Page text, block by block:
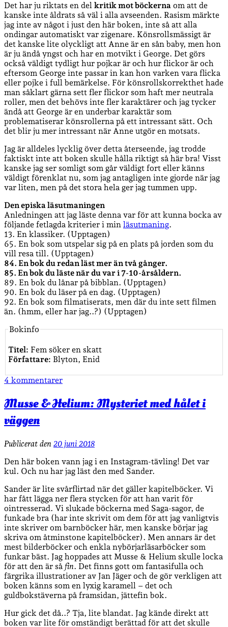
Det har ju riktats en del kritik mot böckerna om att de
kanske inte åldrats så väl i alla avseenden. Rasism märkte
jag inte av något i just den här boken, inte så att alla
ondingar automatiskt var zigenare. Könsrollsmässigt är
det kanske lite olyckligt att Anne är en sån baby, men hon
är ju ändå yngst och har en motvikt i George. Det görs
också väldigt tydligt hur pojkar är och hur flickor är och
eftersom George inte passar in kan hon varken vara flicka
eller pojke i full bemärkelse. För könsrollskorrekthet hade
man såklart gärna sett fler flickor som haft mer neutrala
roller, men det behövs inte fler karaktärer och jag tycker
ändå att George är en underbar karaktär som
problematiserar könsrollerna på ett intressant sätt. Och
det blir ju mer intressant när Anne utgör en motsats.
Jag är alldeles lycklig över detta återseende, jag trodde
faktiskt inte att boken skulle hålla riktigt så här bra! Visst
kanske jag ser somligt som går väldigt fort eller känns
väldigt förenklat nu, som jag antagligen inte gjorde när jag
var liten, men på det stora hela ger jag tummen upp.
Den episka läsutmaningen
Anledningen att jag läste denna var för att kunna bocka av
följande fetlagda kriterier i min läsutmaning.
13. En klassiker. (Upptagen)
65. En bok som utspelar sig på en plats på jorden som du
vill resa till. (Upptagen)
84. En bok du redan läst mer än två gånger.
85. En bok du läste när du var i 7-10-årsåldern.
89. En bok du lånar på bibblan. (Upptagen)
90. En bok du läser på en dag. (Upptagen)
92. En bok som filmatiserats, men där du inte sett filmen
än. (hmm, eller har jag..?) (Upptagen)
Bokinfo
Titel: Fem söker en skatt
Författare: Blyton, Enid
4 kommentarer
Musse & Helium: Mysteriet med hålet i
väggen
Publicerat den 20 juni 2018
Den här boken vann jag i en Instagram-tävling! Det var
kul. Och nu har jag läst den med Sander.
Sander är lite svårflirtad när det gäller kapitelböcker. Vi
har fått lägga ner flera stycken för att han varit för
ointresserad. Vi slukade böckerna med Saga-sagor, de
funkade bra (har inte skrivit om dem för att jag vanligtvis
inte skriver om barnböcker här, men kanske börjar jag
skriva om åtminstone kapitelböcker). Men annars är det
mest bilderböcker och enkla nybörjarläsarböcker som
funkar bäst. Jag hoppades att Musse & Helium skulle locka
för att den är så fin. Det finns gott om fantasifulla och
färgrika illustrationer av Jan Jäger och de gör verkligen att
boken känns som en lyxig karamell – det och
guldbokstäverna på framsidan, jättefin bok.
Hur gick det då..? Tja, lite blandat. Jag kände direkt att
boken var lite för omständigt berättad för att det skulle